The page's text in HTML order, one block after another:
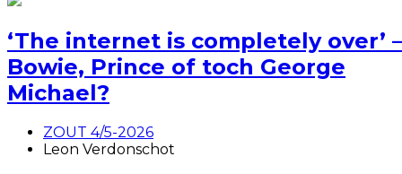
‘The internet is completely over’ –
Bowie, Prince of toch George
Michael?
ZOUT 4/5-2026
Leon Verdonschot